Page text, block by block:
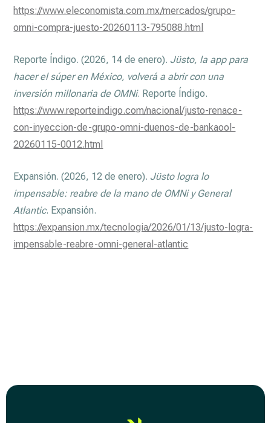
https://www.eleconomista.com.mx/mercados/grupo-
omni-compra-juesto-20260113-795088.html
Reporte Índigo. (2026, 14 de enero). Jüsto, la app para
hacer el súper en México, volverá a abrir con una
inversión millonaria de OMNi. Reporte Índigo.
https://www.reporteindigo.com/nacional/justo-renace-
con-inyeccion-de-grupo-omni-duenos-de-bankaool-
20260115-0012.html
Expansión. (2026, 12 de enero). Jüsto logra lo
impensable: reabre de la mano de OMNi y General
Atlantic. Expansión.
https://expansion.mx/tecnologia/2026/01/13/justo-logra-
impensable-reabre-omni-general-atlantic